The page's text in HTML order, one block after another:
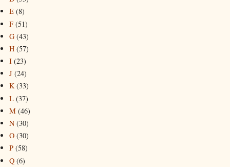
E (8)
F (51)
G (43)
H (57)
I (23)
J (24)
K (33)
L (37)
M (46)
N (30)
O (30)
P (58)
Q (6)